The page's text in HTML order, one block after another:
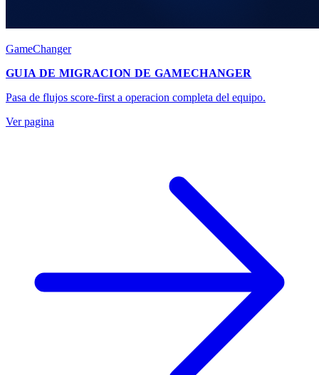
GameChanger
GUIA DE MIGRACION DE GAMECHANGER
Pasa de flujos score-first a operacion completa del equipo.
Ver pagina